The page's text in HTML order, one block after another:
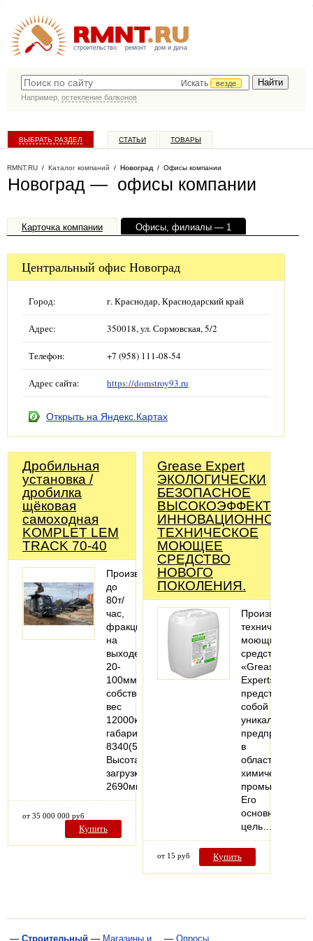
строительство ремонт дом и дача
Искать
везде
Например, остекление балконов
ВЫБРАТЬ РАЗДЕЛ СТАТЬИ ТОВАРЫ
RMNT.RU / Каталог компаний / Новоград / Офисы компании
Новоград — офисы компании
Карточка компании Офисы, филиалы — 1
Центральный офис Новоград
Город: г. Краснодар, Краснодарский край
Адрес: 350018, ул. Сормовская, 5/2
Телефон: +7 (958) 111-08-54
Адрес сайта: https://domstroy93.ru
Открыть на Яндекс.Картах
Дробильная
установка /
дробилка
щёковая
самоходная
KOMPLET LEM
TRACK 70-40
Производительность
до
80т/
час,
фракция
на
выходе
20-
100мм,
собственный
вес
12000кг,
габариты
8340(5600)х2250х2700мм.
Высота
загрузки
2690мм.
от 35 000 000 руб
Купить
Grease Expert
ЭКОЛОГИЧЕСКИ
БЕЗОПАСНОЕ
ИННОВАЦИОННОЕ
ТЕХНИЧЕСКОЕ
МОЮЩЕЕ
СРЕДСТВО
НОВОГО
ПОКОЛЕНИЯ.
Производство
технических
моющих
средств
«Grease
Expert»
представляет
собой
уникальное
предприятие
в
области
химической
Его
основная
цель…
от 15 руб Купить
— Строительный — Магазины и — Опросы